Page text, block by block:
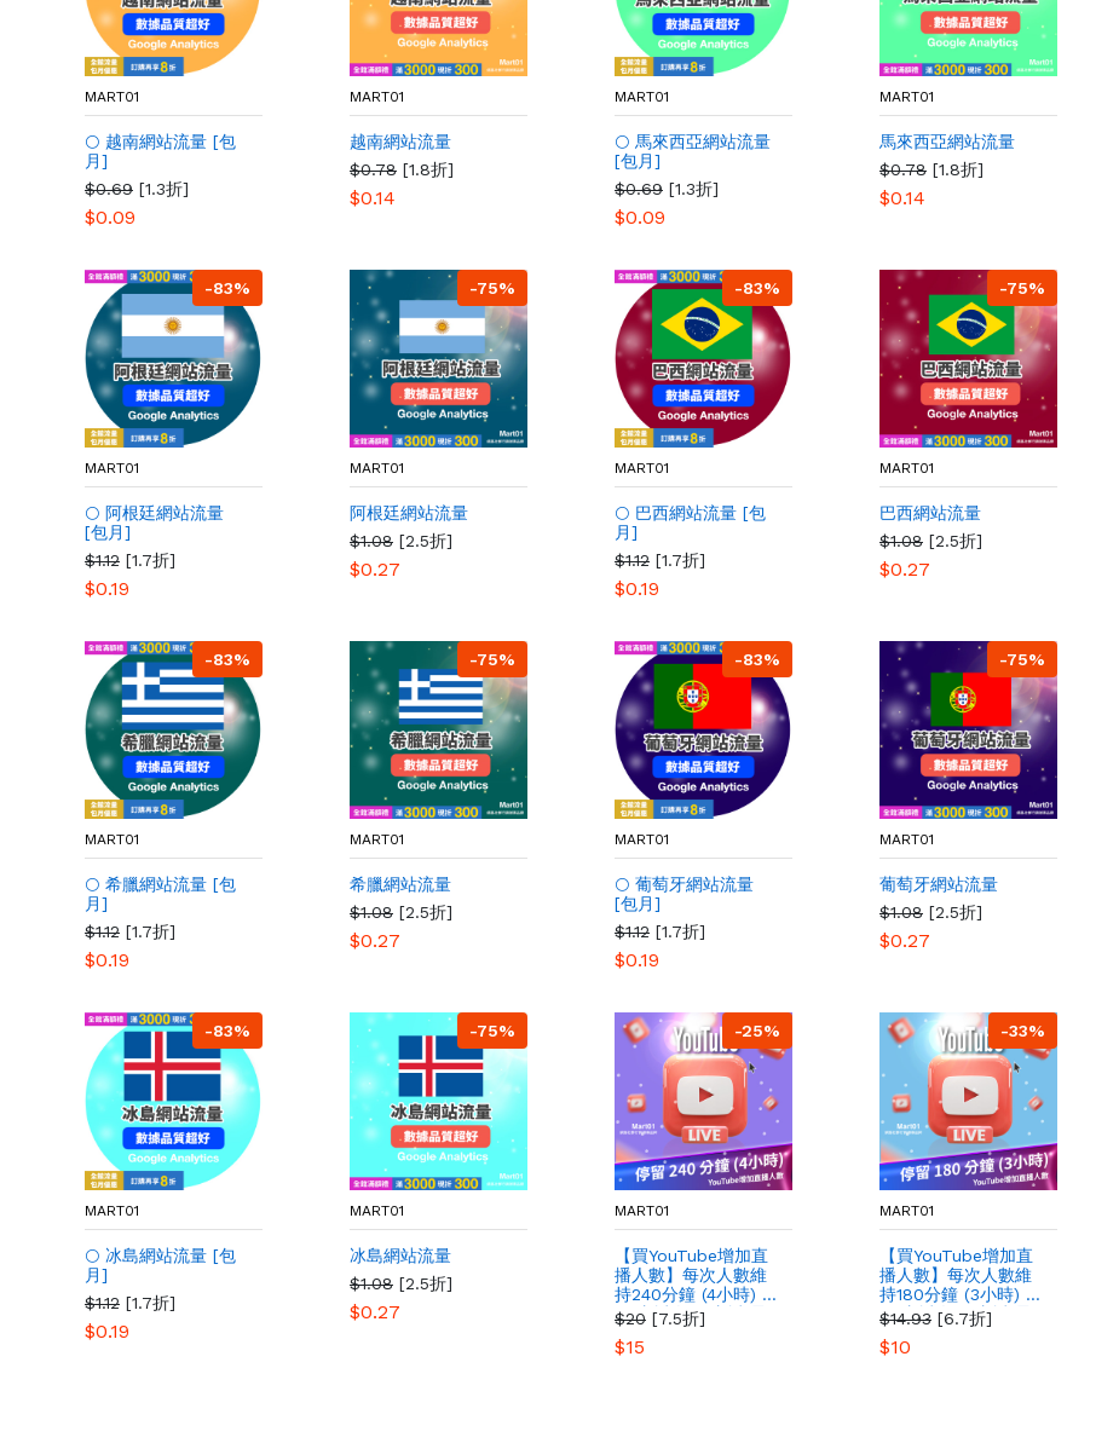
MART01
🌕 越南網站流量 [包
月]
$0.69 [1.3折]
$0.09
MART01
越南網站流量
$0.78 [1.8折]
$0.14
MART01
🌕 馬來西亞網站流量
[包月]
$0.69 [1.3折]
$0.09
MART01
馬來西亞網站流量
$0.78 [1.8折]
$0.14
-83%
MART01
🌕 阿根廷網站流量
[包月]
$1.12 [1.7折]
$0.19
-75%
MART01
阿根廷網站流量
$1.08 [2.5折]
$0.27
-83%
MART01
🌕 巴西網站流量 [包
月]
$1.12 [1.7折]
$0.19
-75%
MART01
巴西網站流量
$1.08 [2.5折]
$0.27
-83%
MART01
🌕 希臘網站流量 [包
月]
$1.12 [1.7折]
$0.19
-75%
MART01
希臘網站流量
$1.08 [2.5折]
$0.27
-83%
MART01
🌕 葡萄牙網站流量
[包月]
$1.12 [1.7折]
$0.19
-75%
MART01
葡萄牙網站流量
$1.08 [2.5折]
$0.27
-83%
MART01
🌕 冰島網站流量 [包
月]
$1.12 [1.7折]
$0.19
-75%
MART01
冰島網站流量
$1.08 [2.5折]
$0.27
-25%
MART01
【買YouTube增加直
播人數】每次人數維
持240分鐘 (4小時) 買
YT直播人氣 直播 最
多人購買 提高YT影片
粉絲曝光量
$20 [7.5折]
$15
-33%
MART01
【買YouTube增加直
播人數】每次人數維
持180分鐘 (3小時) 買
YT直播人氣 直播 最
多人購買 提高YT影片
粉絲曝光量
$14.93 [6.7折]
$10